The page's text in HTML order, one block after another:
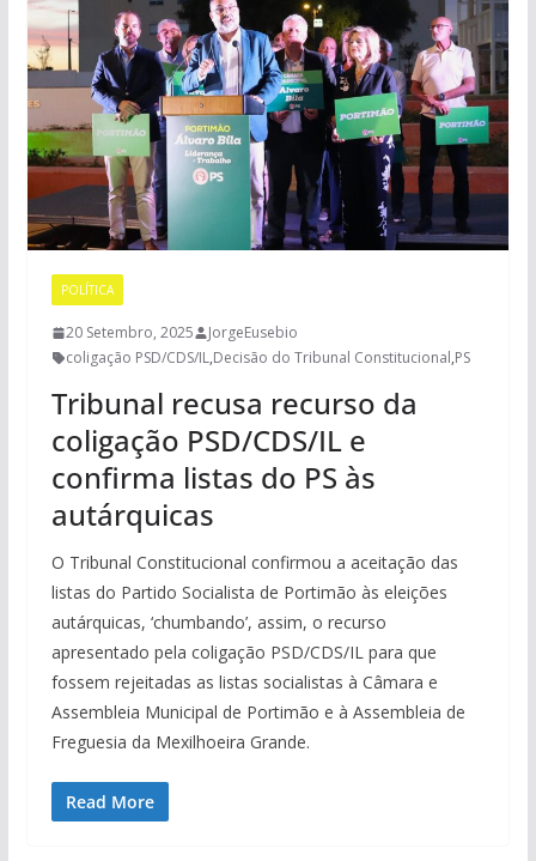
POLÍTICA
20 Setembro, 2025
JorgeEusebio
coligação PSD/CDS/IL,Decisão do Tribunal Constitucional,PS
Tribunal recusa recurso da
coligação PSD/CDS/IL e
confirma listas do PS às
autárquicas
O Tribunal Constitucional confirmou a aceitação das
listas do Partido Socialista de Portimão às eleições
autárquicas, ‘chumbando’, assim, o recurso
apresentado pela coligação PSD/CDS/IL para que
fossem rejeitadas as listas socialistas à Câmara e
Assembleia Municipal de Portimão e à Assembleia de
Freguesia da Mexilhoeira Grande.
Read More